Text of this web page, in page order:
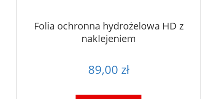
Folia ochronna hydrożelowa HD z
naklejeniem
89,00 zł